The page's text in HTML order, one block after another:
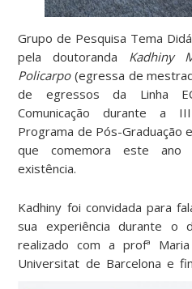
Grupo de Pesquisa Tema
pela doutoranda Kadhiny
Policarpo(egressa de
de egressos da Linha
Comunicação durante a
Programa de Pós-Graduação
que comemora este
existência.
Kadhiny foi convidada para
sua experiência durante o
realizado com a profª
Universitat de Barcelona e